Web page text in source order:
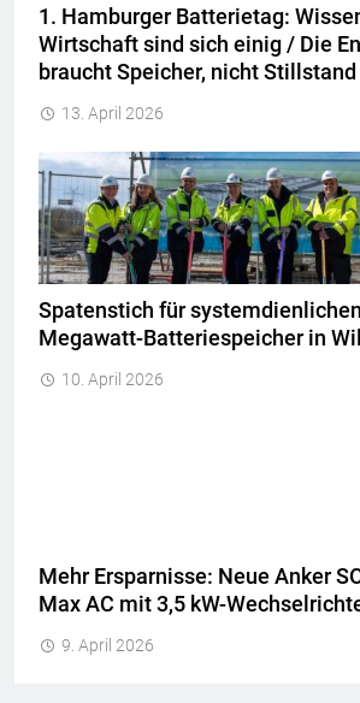
1. Hamburger Batterietag:
Wirtschaft sind sich einig / Die
braucht Speicher, nicht Stillstand
13. April 2026
Spatenstich für
Megawatt-Batteriespeicher in
10. April 2026
Mehr Ersparnisse: Neue Anker
Max AC mit 3,5 kW-
9. April 2026